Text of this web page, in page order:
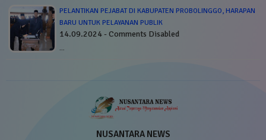
PELANTIKAN PEJABAT DI KABUPATEN PROBOLINGGO, HARAPAN
BARU UNTUK PELAYANAN PUBLIK
14.09.2024 - Comments Disabled
…
NUSANTARA NEWS